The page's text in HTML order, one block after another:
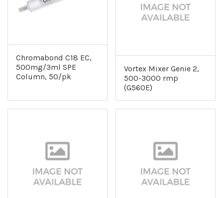
Chromabond C18 EC,
500mg/3ml SPE
Column, 50/pk
Vortex Mixer Genie 2,
500-3000 rmp
(G560E)